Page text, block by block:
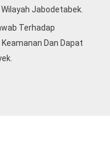
Jabodetabek.
Terhadap
Dan Dapat